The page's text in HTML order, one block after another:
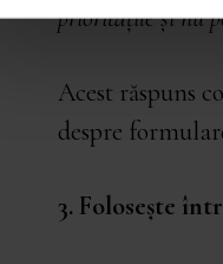
prioritățile și nu
Acest răspuns
despre
3. Folosește